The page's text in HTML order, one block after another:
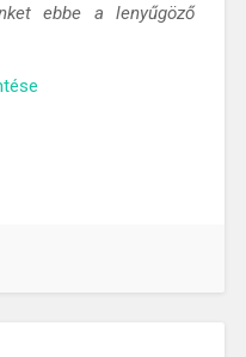
ebbe a lenyűgöző